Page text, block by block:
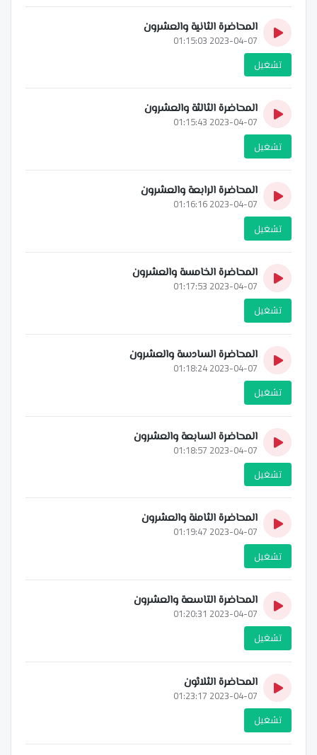
المحاضرة الثانية والعشرون
2023-04-07 01:15:03
تشغيل
المحاضرة الثالثة والعشرون
2023-04-07 01:15:43
تشغيل
المحاضرة الرابعة والعشرون
2023-04-07 01:16:16
تشغيل
المحاضرة الخامسة والعشرون
2023-04-07 01:17:53
تشغيل
المحاضرة السادسة والعشرون
2023-04-07 01:18:24
تشغيل
المحاضرة السابعة والعشرون
2023-04-07 01:18:57
تشغيل
المحاضرة الثامنة والعشرون
2023-04-07 01:19:47
تشغيل
المحاضرة التاسعة والعشرون
2023-04-07 01:20:31
تشغيل
المحاضرة الثلاثون
2023-04-07 01:23:17
تشغيل